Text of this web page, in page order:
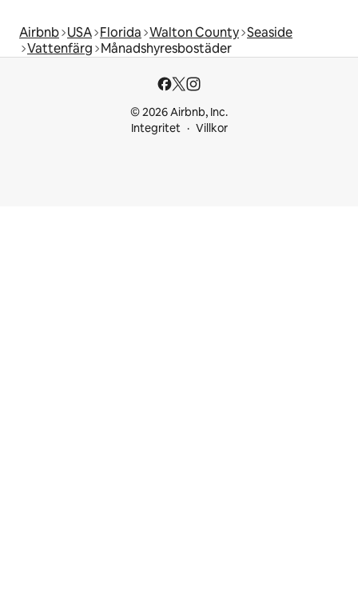
Airbnb USA Florida Walton County Seaside
Vattenfärg Månadshyresbostäder
© 2026 Airbnb, Inc.
Integritet
Villkor